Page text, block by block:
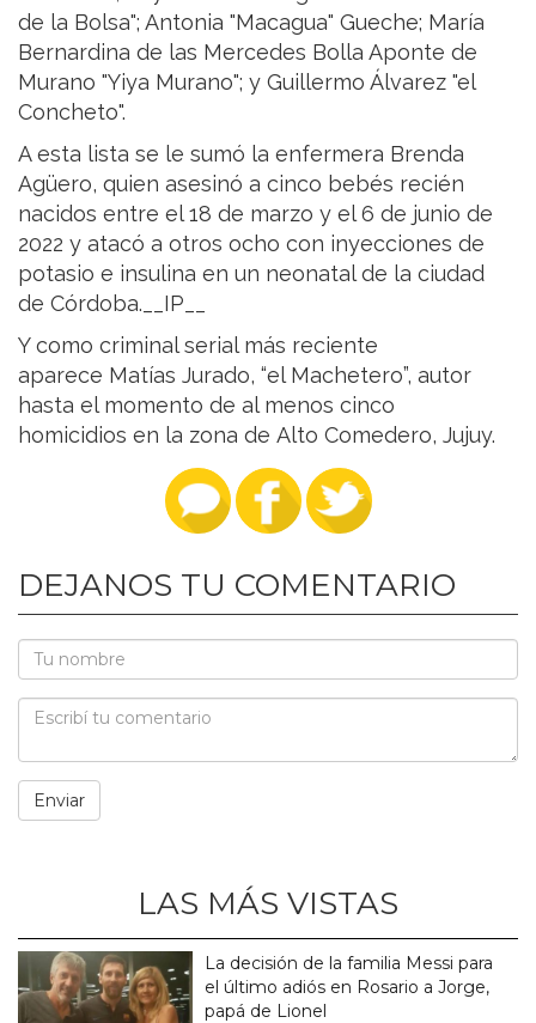
de la Bolsa"; Antonia "Macagua" Gueche; María
Bernardina de las Mercedes Bolla Aponte de
Murano "Yiya Murano"; y Guillermo Álvarez "el
Concheto".
A esta lista se le sumó la enfermera Brenda
Agüero, quien asesinó a cinco bebés recién
nacidos entre el 18 de marzo y el 6 de junio de
2022 y atacó a otros ocho con inyecciones de
potasio e insulina en un neonatal de la ciudad
de Córdoba.__IP__
Y como criminal serial más reciente
aparece Matías Jurado, “el Machetero”, autor
hasta el momento de al menos cinco
homicidios en la zona de Alto Comedero, Jujuy.
DEJANOS TU COMENTARIO
LAS MÁS VISTAS
La decisión de la familia Messi para
el último adiós en Rosario a Jorge,
papá de Lionel